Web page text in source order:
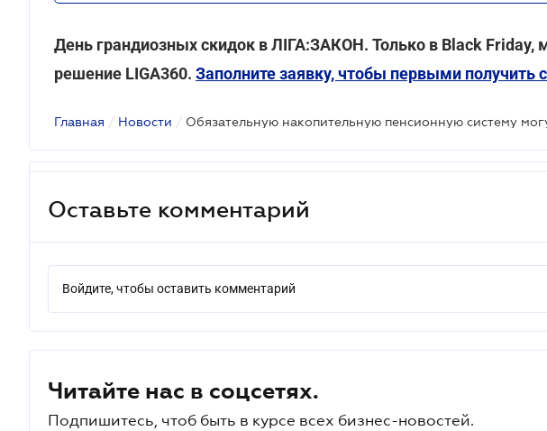
День грандиозных скидок в ЛІГА:ЗАКОН. Только в Black Friday,
решение LIGA360. Заполните заявку, чтобы первыми получить
Главная / Новости /
Оставьте комментарий
Войдите, чтобы оставить комментарий
Читайте нас в соцсетях.
Подпишитесь, чтоб быть в курсе всех бизнес-новостей.